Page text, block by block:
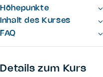
Höhepunkte
Inhalt des Kurses
FAQ
Details zum Kurs